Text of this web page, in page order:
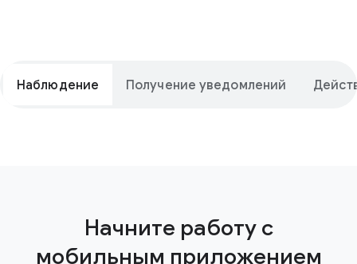
Наблюдение Получение уведомлений
Начните работу с
мобильным приложением